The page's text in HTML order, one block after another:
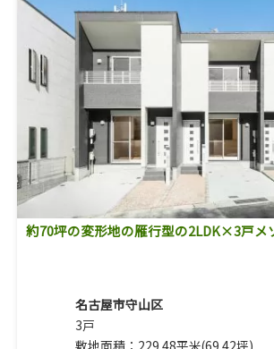
約70坪の変形地の雁行型の2LDK×3戸メ
名古屋市守山区
3戸